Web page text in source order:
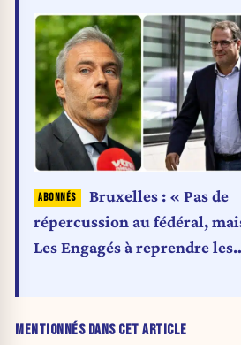
MENTIONNÉS DANS CET ARTICLE
Bruxelles : « Pas de
répercussion au fédéral,
Les Engagés à reprendre les